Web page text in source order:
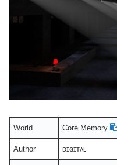
World Core Memory
Author ᴅɪɢɪᴛᴀʟ